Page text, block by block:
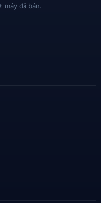
máy đã bán.